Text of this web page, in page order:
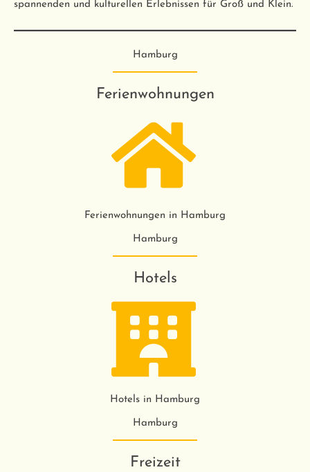
spannenden und kulturellen Erlebnissen für Groß und Klein.
Hamburg
Ferienwohnungen
Ferienwohnungen in Hamburg
Hamburg
Hotels
Hotels in Hamburg
Hamburg
Freizeit